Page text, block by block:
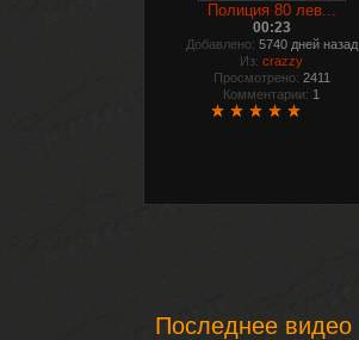
Полиция 80 лев...
00:23
Добавлено: 5740 дней назад
Из: crazzy
Просмотрено: 2411
Комментарии: 1
Последнее видео